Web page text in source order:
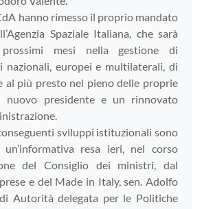
hanno rimesso il proprio mandato
Spaziale Italiana, che sarà
mesi nella gestione di
nazionali, europei e multilaterali, di
al più presto nel pieno delle proprie
nuovo presidente e un rinnovato
sviluppi istituzionali sono
resa ieri, nel corso
del Consiglio dei ministri, dal
e del Made in Italy, sen. Adolfo
Autorità delegata per le Politiche